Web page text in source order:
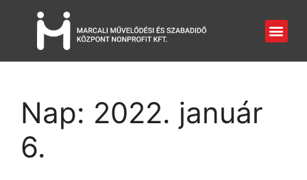
Nap: 2022. január
6.